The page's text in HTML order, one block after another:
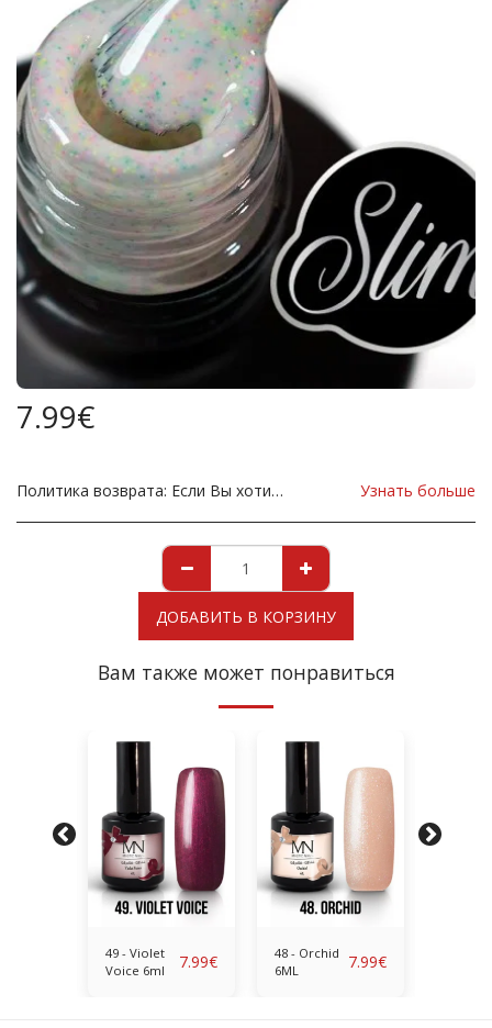
7.99€
Политика возврата: Если Вы хотите вернуть Продукт в связи с повреждением, вы должны немедленно сообщить нам об этом до возвращения. Если вы хотите вернуть товар из-за неправильной поставки товара, товар должен быть таким, как отправлено в нашем магазине. Для уточнения любых возможных возвратов, пожалуйста, свяжитесь с нами, прежде чем вернуть товар, все возвраты за счет вас, клиента. Узнать больше
ДОБАВИТЬ В КОРЗИНУ
Вам также может понравиться
49 - Violet
Voice 6ml
7.99€
48 - Orchid
6ML
7.99€